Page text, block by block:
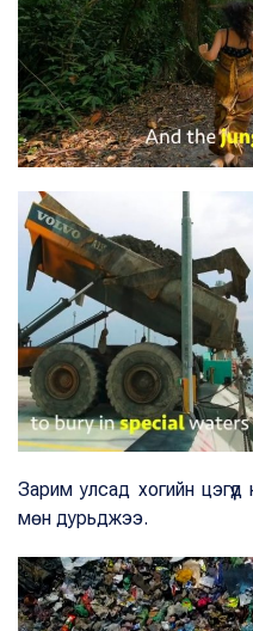
Зарим улсад хогийн
мөн дурьджээ.